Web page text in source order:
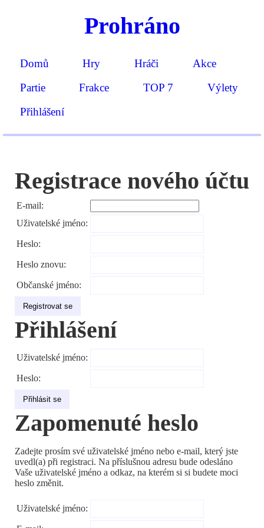
Prohráno
Domů Hry Hráči
Akce
Partie
Frakce TOP 7
Výlety
Přihlášení
Registrace nového účtu
E-mail:
Uživatelské jméno:
Heslo:
Heslo znovu:
Občanské jméno:
Přihlášení
Uživatelské jméno:
Heslo:
Zapomenuté heslo
Zadejte prosím své uživatelské jméno nebo e-mail, který jste
uvedl(a) při registraci. Na příslušnou adresu bude odesláno
Vaše uživatelské jméno a odkaz, na kterém si si budete moci
heslo změnit.
Uživatelské jméno: